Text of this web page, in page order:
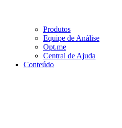
Produtos
Equipe de Análise
Opt.me
Central de Ajuda
Conteúdo